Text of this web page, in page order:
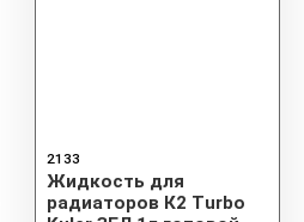
2133
Жидкость для
радиаторов К2 Turbo